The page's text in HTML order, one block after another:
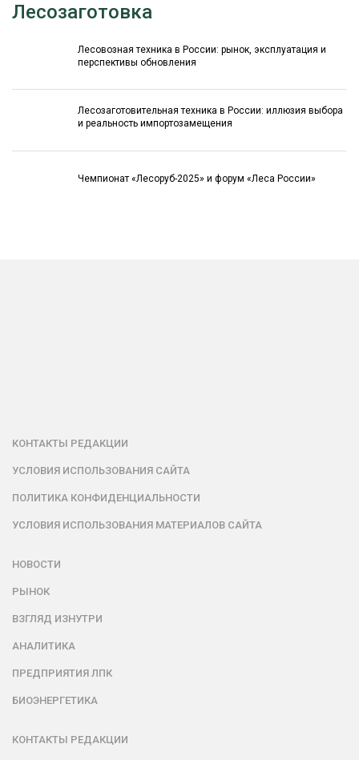
Лесозаготовка
Лесовозная техника в России: рынок, эксплуатация и
перспективы обновления
Лесозаготовительная техника в России: иллюзия выбора
и реальность импортозамещения
Чемпионат «Лесоруб-2025» и форум «Леса России»
КОНТАКТЫ РЕДАКЦИИ
УСЛОВИЯ ИСПОЛЬЗОВАНИЯ САЙТА
ПОЛИТИКА КОНФИДЕНЦИАЛЬНОСТИ
УСЛОВИЯ ИСПОЛЬЗОВАНИЯ МАТЕРИАЛОВ САЙТА
НОВОСТИ
РЫНОК
ВЗГЛЯД ИЗНУТРИ
АНАЛИТИКА
ПРЕДПРИЯТИЯ ЛПК
БИОЭНЕРГЕТИКА
КОНТАКТЫ РЕДАКЦИИ